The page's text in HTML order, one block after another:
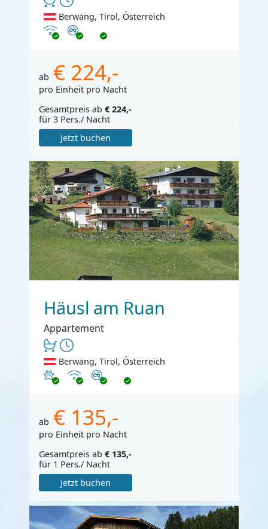
Berwang, Tirol, Österreich
InternetNichtraucher
ab € 224,-
pro Einheit pro Nacht
Gesamtpreis ab € 224,-
für 3 Pers./ Nacht
Jetzt buchen
Häusl am Ruan
Appartement
Berwang, Tirol, Österreich
Haustiere erlaubt
InternetNichtraucher
ab € 135,-
pro Einheit pro Nacht
Gesamtpreis ab € 135,-
für 1 Pers./ Nacht
Jetzt buchen